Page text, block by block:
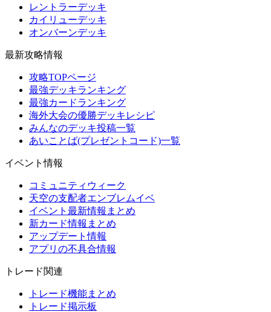
レントラーデッキ
カイリューデッキ
オンバーンデッキ
最新攻略情報
攻略TOPページ
最強デッキランキング
最強カードランキング
海外大会の優勝デッキレシピ
みんなのデッキ投稿一覧
あいことば(プレゼントコード)一覧
イベント情報
コミュニティウィーク
天空の支配者エンブレムイベ
イベント最新情報まとめ
新カード情報まとめ
アップデート情報
アプリの不具合情報
トレード関連
トレード機能まとめ
トレード掲示板